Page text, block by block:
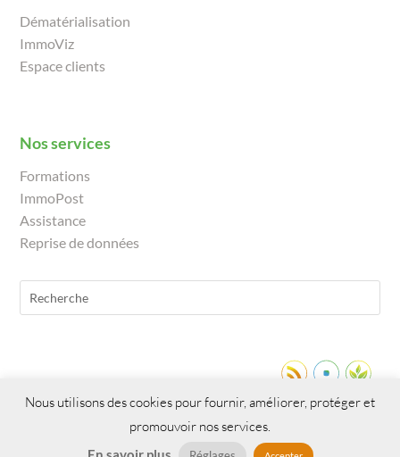
Dématérialisation
ImmoViz
Espace clients
Nos services
Formations
ImmoPost
Assistance
Reprise de données
Nous utilisons des cookies pour fournir, améliorer, protéger et
promouvoir nos services.